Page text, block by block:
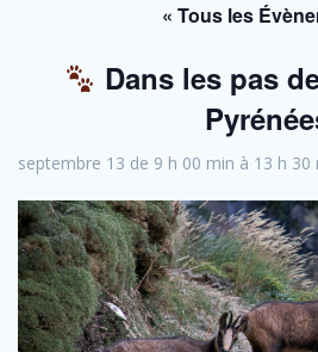
« Tous les
Dans les pas
septembre 13 de 9 h 00 min à 13 h 30